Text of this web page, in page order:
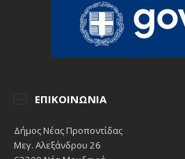
ΕΠΙΚΟΙΝΩΝΊΑ
Δήμος Νέας Προποντίδας
Μεγ. Αλεξάνδρου 26